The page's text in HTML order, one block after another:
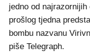
jedno od
prošlog tjedna
bombu nazvanu
piše Telegraph.